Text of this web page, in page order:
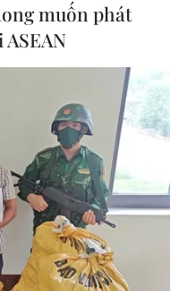
muốn phát